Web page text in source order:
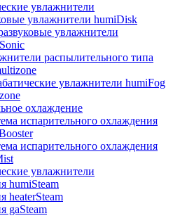
увлажнители
увлажнители humiDisk
увлажнители
распылительного типа
увлажнители humiFog
охлаждение
испарительного охлаждения
испарительного охлаждения
увлажнители
humiSteam
heaterSteam
gaSteam